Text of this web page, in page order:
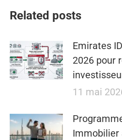
Related posts
Emirates
2026 pour
11 mai
Immobilier